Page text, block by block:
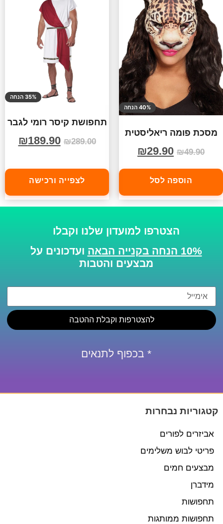
40% הנחה
מסכת פומה ריאליסטית
₪49.90
₪29.90
הוספה לסל
35% הנחה
תחפושת קיסר רומי לגבר
₪289.00
₪189.90
לצפייה ורכישה
הצטרפו למועדון שלנו וקבלו
10% הנחה בקנייה הבאה
ועדכונים על
מבצעים והטבות
להצטרפות וקבלת ההטבה
* בכפוף לתנאים
קטגוריות נבחרות
אביזרים לפורים
פריטי לבוש משלימים
מבצעים חמים
מידברן
תחפושות
תחפושות ממותגות